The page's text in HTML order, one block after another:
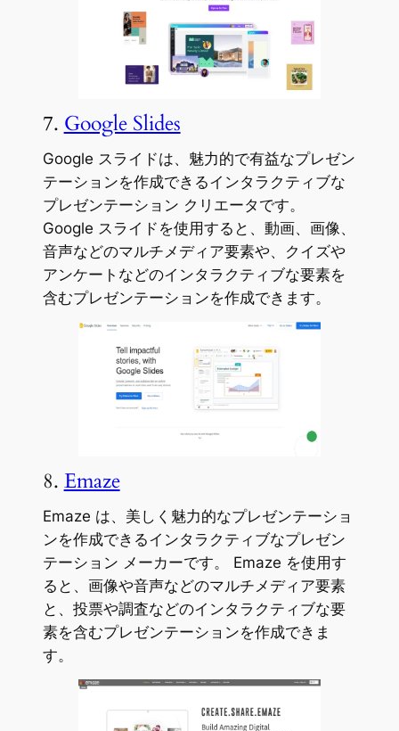
7. Google Slides
Google スライドは、魅力的で有益なプレゼン
テーションを作成できるインタラクティブな
プレゼンテーション クリエータです。
Google スライドを使用すると、動画、画像、
音声などのマルチメディア要素や、クイズや
アンケートなどのインタラクティブな要素を
含むプレゼンテーションを作成できます。
8. Emaze
Emaze は、美しく魅力的なプレゼンテーショ
ンを作成できるインタラクティブなプレゼン
テーション メーカーです。 Emaze を使用す
ると、画像や音声などのマルチメディア要素
と、投票や調査などのインタラクティブな要
素を含むプレゼンテーションを作成できま
す。